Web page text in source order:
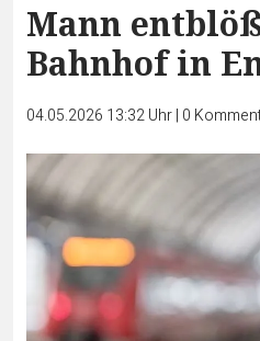
Mann
Bahnhof in
04.05.2026 13:32 Uhr| 0